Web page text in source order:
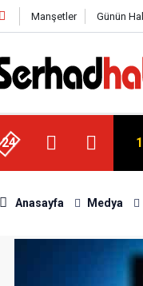
Manşetler Günün
24 Statüsü Belli Oldu!
Anasayfa Medya